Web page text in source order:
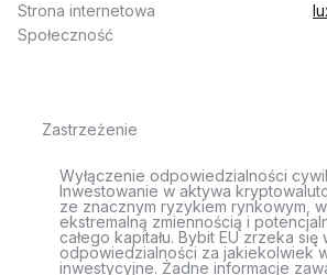
Strona internetowa
Społeczność
Zastrzeżenie
Wyłączenie odpowiedzialności
Inwestowanie w aktywa
ze znacznym ryzykiem rynkowym,
ekstremalną zmiennością i
całego kapitału. Bybit EU zrzeka się
odpowiedzialności za jakiekolwiek
inwestycyjne. Żadne informacje